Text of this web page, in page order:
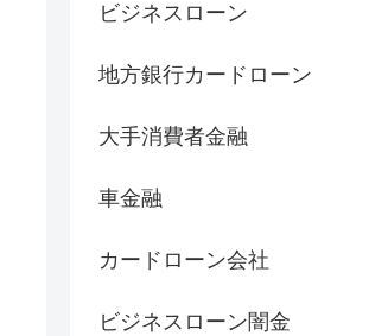
ビジネスローン
地方銀行カードローン
大手消費者金融
車金融
カードローン会社
ビジネスローン闇金